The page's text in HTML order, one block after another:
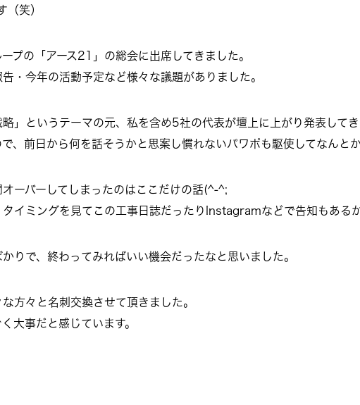
（笑）
プの「アース21」の総会に出席してきました。
・今年の活動予定など様々な議題がありました。
」というテーマの元、私を含め5社の代表が壇上に上がり発表してき
、前日から何を話そうかと思案し慣れないパワポも駆使してなんと
ーバーしてしまったのはここだけの話(^-^;
イミングを見てこの工事日誌だったりInstagramなどで告知もある
りで、終わってみればいい機会だったなと思いました。
方々と名刺交換させて頂きました。
大事だと感じています。